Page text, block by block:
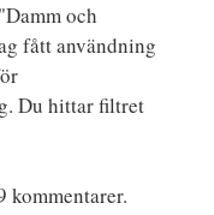
och
fått användning
Du hittar filtret
kommentarer.